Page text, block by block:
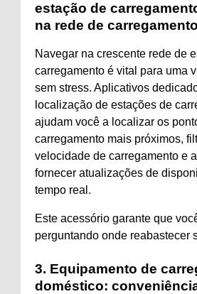
estação de
na rede de carregamento
Navegar na crescente rede de
carregamento é vital para uma
sem stress. Aplicativos
localização de estações de
ajudam você a localizar os
carregamento mais próximos,
velocidade de carregamento e
fornecer atualizações de
tempo real.
Este acessório garante que
perguntando onde reabastecer
3. Equipamento de
doméstico: